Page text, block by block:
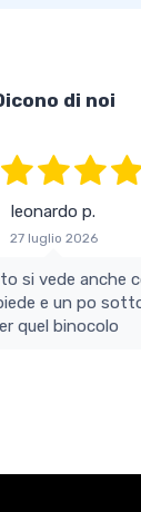
di noi
leonardo p.
27 luglio 2026
e un po
quel binocolo